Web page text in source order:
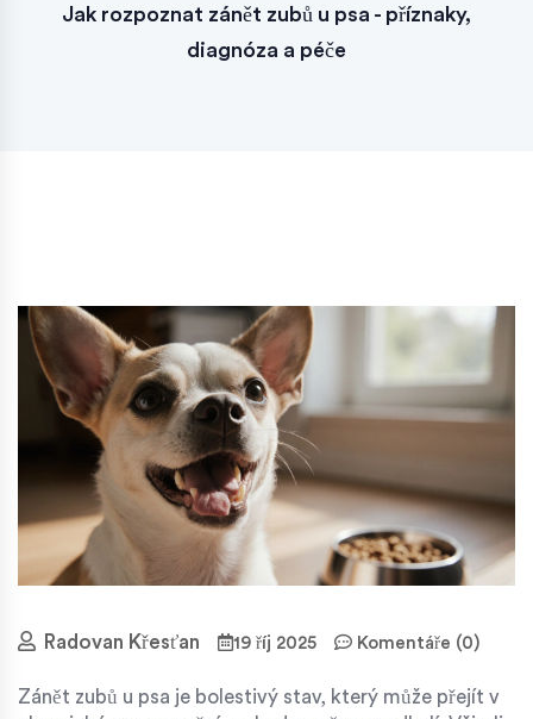
Jak rozpoznat zánět zubů u psa - příznaky,
diagnóza a péče
Radovan Křesťan 19 říj 2025 Komentáře (0)
Zánět zubů u psa je bolestivý stav, který může přejít v